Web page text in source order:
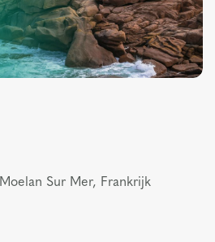
Moelan Sur Mer, Frankrijk